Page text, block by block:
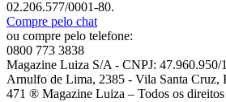
02.206.577/0001-80.
Compre pelo chat
ou compre pelo telefone:
0800 773 3838
Magazine Luiza S/A - CNPJ: 47.960.950/
Arnulfo de Lima, 2385 - Vila Santa Cruz,
471 ® Magazine Luiza – Todos os direitos